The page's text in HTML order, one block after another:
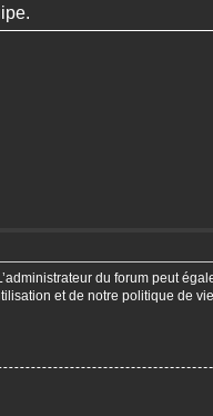
du forum peut
et de notre politique de